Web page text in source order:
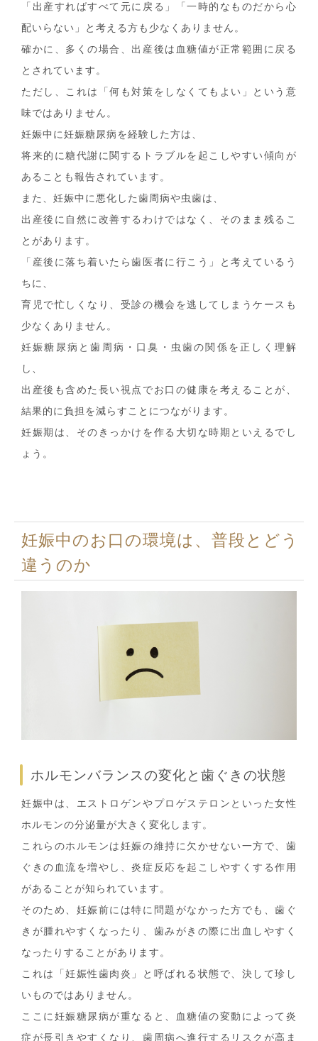
「出産すればすべて元に戻る」「一時的なものだから心
配いらない」と考える方も少なくありません。
確かに、多くの場合、出産後は血糖値が正常範囲に戻る
とされています。
ただし、これは「何も対策をしなくてもよい」という意
味ではありません。
妊娠中に妊娠糖尿病を経験した方は、
将来的に糖代謝に関するトラブルを起こしやすい傾向が
あることも報告されています。
また、妊娠中に悪化した歯周病や虫歯は、
出産後に自然に改善するわけではなく、そのまま残るこ
とがあります。
「産後に落ち着いたら歯医者に行こう」と考えているう
ちに、
育児で忙しくなり、受診の機会を逃してしまうケースも
少なくありません。
妊娠糖尿病と歯周病・口臭・虫歯の関係を正しく理解
し、
出産後も含めた長い視点でお口の健康を考えることが、
結果的に負担を減らすことにつながります。
妊娠期は、そのきっかけを作る大切な時期といえるでし
ょう。
妊娠中のお口の環境は、普段とどう
違うのか
ホルモンバランスの変化と歯ぐきの状態
妊娠中は、エストロゲンやプロゲステロンといった女性
ホルモンの分泌量が大きく変化します。
これらのホルモンは妊娠の維持に欠かせない一方で、歯
ぐきの血流を増やし、炎症反応を起こしやすくする作用
があることが知られています。
そのため、妊娠前には特に問題がなかった方でも、歯ぐ
きが腫れやすくなったり、歯みがきの際に出血しやすく
なったりすることがあります。
これは「妊娠性歯肉炎」と呼ばれる状態で、決して珍し
いものではありません。
ここに妊娠糖尿病が重なると、血糖値の変動によって炎
症が長引きやすくなり、歯周病へ進行するリスクが高ま